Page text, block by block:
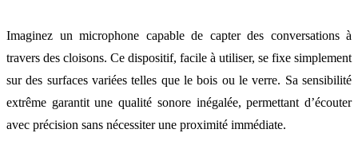
Imaginez un microphone capable de capter des conversations à
travers des cloisons. Ce dispositif, facile à utiliser, se fixe simplement
sur des surfaces variées telles que le bois ou le verre. Sa sensibilité
extrême garantit une qualité sonore inégalée, permettant d’écouter
avec précision sans nécessiter une proximité immédiate.